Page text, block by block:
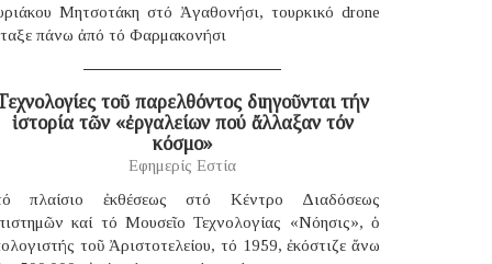
Μητσοτάκη στό Ἀγαθονήσι, τουρκικό drone
πάνω ἀπό τό Φαρμακονήσι
τοῦ παρελθόντος διηγοῦνται τήν
ἱστορία τῶν «ἐργαλείων πού ἄλλαξαν τόν
κόσμο»
Εφημερίς Εστία
πλαίσιο ἐκθέσεως στό Κέντρο Διαδόσεως
καί τό Μουσεῖο Τεχνολογίας «Νόησις», ὁ
τοῦ Ἀριστοτελείου, τό 1959, ἐκόστιζε ἄνω